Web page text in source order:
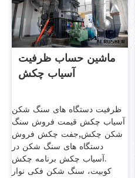
ماشین حساب ظرفیت
آسیاب چکش
ظرفیت دستگاه های سنگ شکن
آسیاب چکش قیمت فروش سنگ
شکن چکش,جفت چکش فروش
دستگاه های سنگ شکن در
.آسیاب چکش برنامه چکش
کوبیت، سنگ شکن فکی نوار